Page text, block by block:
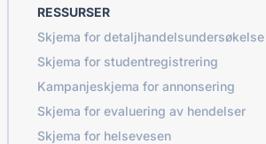
RESSURSER
Skjema for detaljhandelsundersøkelse
Skjema for studentregistrering
Kampanjeskjema for annonsering
Skjema for evaluering av hendelser
Skjema for helsevesen